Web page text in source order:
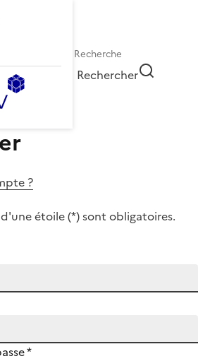
Rechercher
?
étoile (*) sont obligatoires.
*